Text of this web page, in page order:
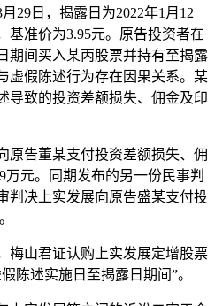
29日，揭露日为2022年1月12
基准价为3.95元。原告投资者在
期间买入某丙股票并持有至揭露
虚假陈述行为存在因果关系。某
导致的投资差额损失、佣金及印
原告董某支付投资差额损失、佣
元。同期发布的另一份民事判
判决上实发展向原告盛某支付投
梅山君证认购上实发展定增股票
陈述实施日至揭露日期间”。